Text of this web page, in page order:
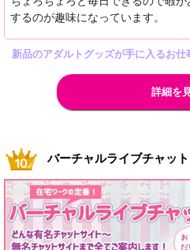
するのが趣味になっています。
新品のアダルトグッズが手に入るお仕
詳細を
バーチャルライブチャッ